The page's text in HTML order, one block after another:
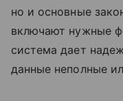
но и основные
включают нужные
система дает
данные неполные